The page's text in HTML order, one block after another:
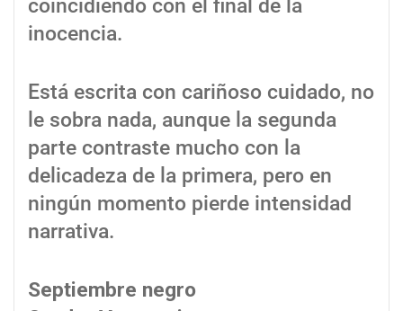
coincidiendo con el final de la
inocencia.
Está escrita con cariñoso cuidado, no
le sobra nada, aunque la segunda
parte contraste mucho con la
delicadeza de la primera, pero en
ningún momento pierde intensidad
narrativa.
Septiembre negro